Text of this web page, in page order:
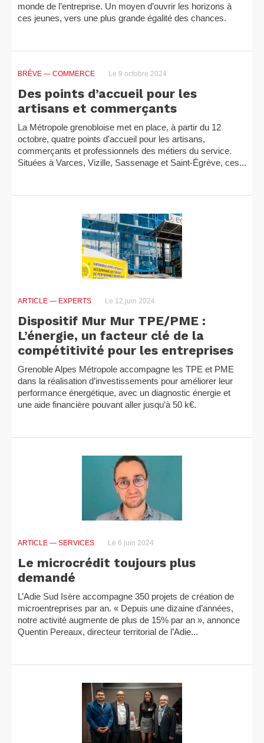
monde de l’entreprise. Un moyen d’ouvrir les horizons à
ces jeunes, vers une plus grande égalité des chances.
BRÈVE — COMMERCE Le 9 octobre 2024
Des points d’accueil pour les
artisans et commerçants
La Métropole grenobloise met en place, à partir du 12
octobre, quatre points d'accueil pour les artisans,
commerçants et professionnels des métiers du service.
Situées à Varces, Vizille, Sassenage et Saint-Égrève, ces...
ARTICLE — EXPERTS Le 12 juin 2024
Dispositif Mur Mur TPE/PME :
L’énergie, un facteur clé de la
compétitivité pour les entreprises
Grenoble Alpes Métropole accompagne les TPE et PME
dans la réalisation d’investissements pour améliorer leur
performance énergétique, avec un diagnostic énergie et
une aide financière pouvant aller jusqu’à 50 k€.
ARTICLE — SERVICES Le 6 juin 2024
Le microcrédit toujours plus
demandé
L’Adie Sud Isère accompagne 350 projets de création de
microentreprises par an. « Depuis une dizaine d’années,
notre activité augmente de plus de 15% par an », annonce
Quentin Pereaux, directeur territorial de l’Adie...